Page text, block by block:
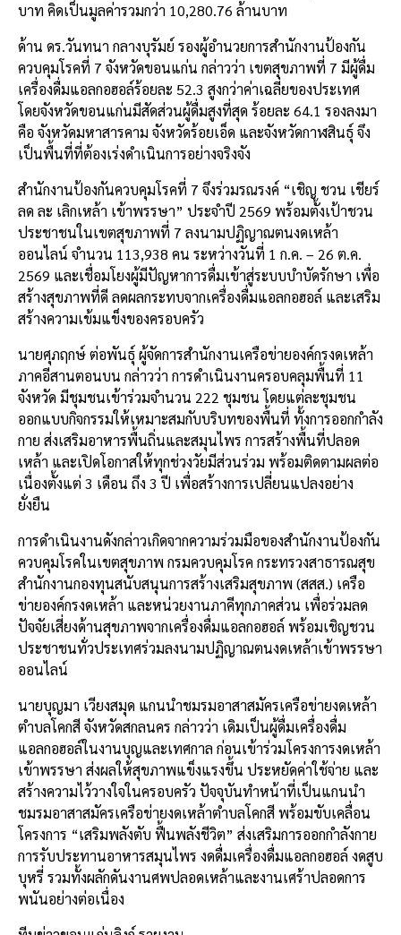
บาท คิดเป็นมูลค่ารวมกว่า 10,280.76 ล้านบาท
ด้าน ดร.วันทนา กลางบุรัมย์ รองผู้อำนวยการสำนักงานป้องกัน
ควบคุมโรคที่ 7 จังหวัดขอนแก่น กล่าวว่า เขตสุขภาพที่ 7 มีผู้ดื่ม
เครื่องดื่มแอลกอฮอล์ร้อยละ 52.3 สูงกว่าค่าเฉลี่ยของประเทศ
โดยจังหวัดขอนแก่นมีสัดส่วนผู้ดื่มสูงที่สุด ร้อยละ 64.1 รองลงมา
คือ จังหวัดมหาสารคาม จังหวัดร้อยเอ็ด และจังหวัดกาฬสินธุ์ จึง
เป็นพื้นที่ที่ต้องเร่งดำเนินการอย่างจริงจัง
สำนักงานป้องกันควบคุมโรคที่ 7 จึงร่วมรณรงค์ “เชิญ ชวน เชียร์
ลด ละ เลิกเหล้า เข้าพรรษา” ประจำปี 2569 พร้อมตั้งเป้าชวน
ประชาชนในเขตสุขภาพที่ 7 ลงนามปฏิญาณตนงดเหล้า
ออนไลน์ จำนวน 113,938 คน ระหว่างวันที่ 1 ก.ค. – 26 ต.ค.
2569 และเชื่อมโยงผู้มีปัญหาการดื่มเข้าสู่ระบบบำบัดรักษา เพื่อ
สร้างสุขภาพที่ดี ลดผลกระทบจากเครื่องดื่มแอลกอฮอล์ และเสริม
สร้างความเข้มแข็งของครอบครัว
นายศุภฤกษ์ ต่อพันธุ์ ผู้จัดการสำนักงานเครือข่ายองค์กรงดเหล้า
ภาคอีสานตอนบน กล่าวว่า การดำเนินงานครอบคลุมพื้นที่ 11
จังหวัด มีชุมชนเข้าร่วมจำนวน 222 ชุมชน โดยแต่ละชุมชน
ออกแบบกิจกรรมให้เหมาะสมกับบริบทของพื้นที่ ทั้งการออกกำลัง
กาย ส่งเสริมอาหารพื้นถิ่นและสมุนไพร การสร้างพื้นที่ปลอด
เหล้า และเปิดโอกาสให้ทุกช่วงวัยมีส่วนร่วม พร้อมติดตามผลต่อ
เนื่องตั้งแต่ 3 เดือน ถึง 3 ปี เพื่อสร้างการเปลี่ยนแปลงอย่าง
ยั่งยืน
การดำเนินงานดังกล่าวเกิดจากความร่วมมือของสำนักงานป้องกัน
ควบคุมโรคในเขตสุขภาพ กรมควบคุมโรค กระทรวงสาธารณสุข
สำนักงานกองทุนสนับสนุนการสร้างเสริมสุขภาพ (สสส.) เครือ
ข่ายองค์กรงดเหล้า และหน่วยงานภาคีทุกภาคส่วน เพื่อร่วมลด
ปัจจัยเสี่ยงด้านสุขภาพจากเครื่องดื่มแอลกอฮอล์ พร้อมเชิญชวน
ประชาชนทั่วประเทศร่วมลงนามปฏิญาณตนงดเหล้าเข้าพรรษา
ออนไลน์
นายบุญมา เวียงสมุด แกนนำชมรมอาสาสมัครเครือข่ายงดเหล้า
ตำบลโคกสี จังหวัดสกลนคร กล่าวว่า เดิมเป็นผู้ดื่มเครื่องดื่ม
แอลกอฮอล์ในงานบุญและเทศกาล ก่อนเข้าร่วมโครงการงดเหล้า
เข้าพรรษา ส่งผลให้สุขภาพแข็งแรงขึ้น ประหยัดค่าใช้จ่าย และ
สร้างความไว้วางใจในครอบครัว ปัจจุบันทำหน้าที่เป็นแกนนำ
ชมรมอาสาสมัครเครือข่ายงดเหล้าตำบลโคกสี พร้อมขับเคลื่อน
โครงการ “เสริมพลังตับ ฟื้นพลังชีวิต” ส่งเสริมการออกกำลังกาย
การรับประทานอาหารสมุนไพร งดดื่มเครื่องดื่มแอลกอฮอล์ งดสูบ
บุหรี่ รวมทั้งผลักดันงานศพปลอดเหล้าและงานเศร้าปลอดการ
พนันอย่างต่อเนื่อง